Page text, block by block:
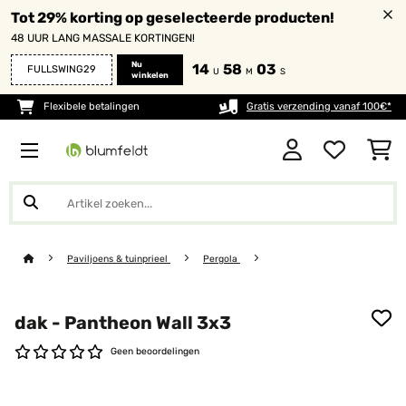
Tot 29% korting op geselecteerde producten!
48 UUR LANG MASSALE KORTINGEN!
FULLSWING29
Nu
winkelen
14 U 58 M 03 S
Flexibele betalingen Gratis verzending vanaf 100€*
Paviljoens & tuinprieel Pergola
dak - Pantheon Wall 3x3
Geen beoordelingen